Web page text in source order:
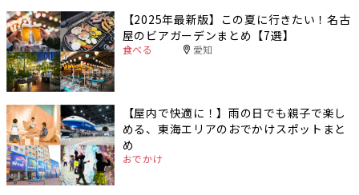
【2025年最新版】この夏に行きたい！名古
屋のビアガーデンまとめ【7選】
食べる 愛知
【屋内で快適に！】雨の日でも親子で楽し
める、東海エリアのおでかけスポットまと
め
おでかけ